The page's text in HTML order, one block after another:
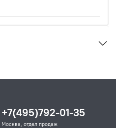
+7(495)792-01-35
Москва, отдел продаж